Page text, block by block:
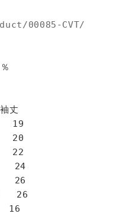
00085-CVT/
丈
24
26
26